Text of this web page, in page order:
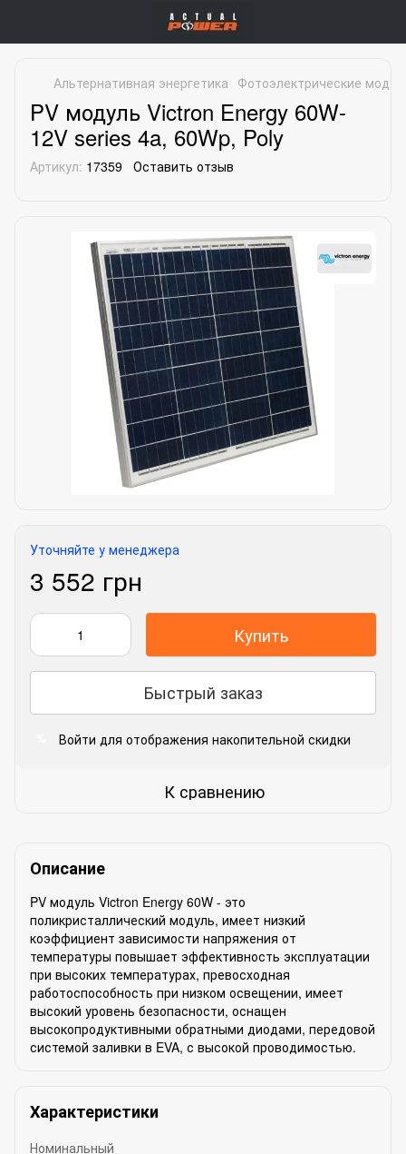
Альтернативная энергетика Фотоэлектрические
PV модуль Victron Energy 60W-
12V series 4a, 60Wp, Poly
Артикул: 17359 Оставить отзыв
Уточняйте у менеджера
3 552 грн
Купить
Быстрый заказ
Войти для отображения накопительной скидки
К сравнению
Описание
PV модуль Victron Energy 60W - это
поликристаллический модуль, имеет низкий
коэффициент зависимости напряжения от
температуры повышает эффективность эксплуатации
при высоких температурах, превосходная
работоспособность при низком освещении, имеет
высокий уровень безопасности, оснащен
высокопродуктивными обратными диодами, передовой
системой заливки в EVA, с высокой проводимостью.
Характеристики
Номинальный